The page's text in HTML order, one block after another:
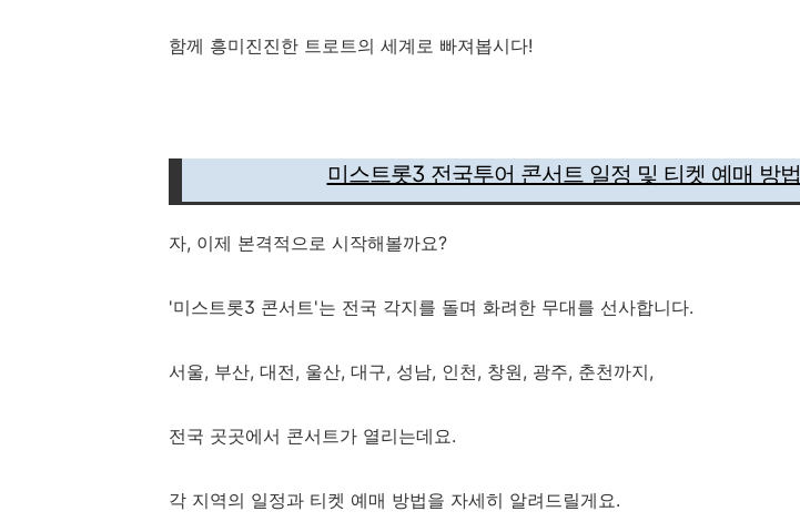
함께 흥미진진한 트로트의 세계로 빠져봅시다!
미스트롯3 전국투어 콘서트 일정 및 티켓 예매 방법
자, 이제 본격적으로 시작해볼까요?
'미스트롯3 콘서트'는 전국 각지를 돌며 화려한 무대를 선사합니다.
서울, 부산, 대전, 울산, 대구, 성남, 인천, 창원, 광주, 춘천까지,
전국 곳곳에서 콘서트가 열리는데요.
각 지역의 일정과 티켓 예매 방법을 자세히 알려드릴게요.